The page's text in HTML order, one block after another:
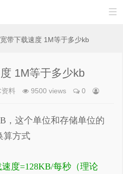

带下载速度 1M等于多少kb
1M等于多少kb
资料 9500 views 0
，这个单位和存储单位的
算方式
度=128KB/每秒（理论